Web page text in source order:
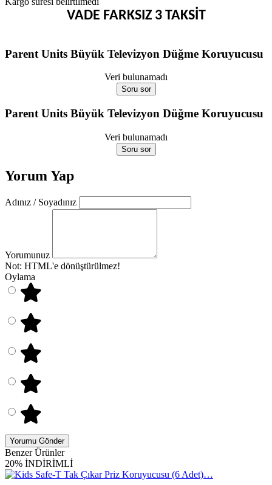
VADE FARKSIZ 3 TAKSİT
Parent Units Büyük Televizyon Düğme Koruyucusu
Veri bulunamadı
Soru sor
Parent Units Büyük Televizyon Düğme Koruyucusu
Veri bulunamadı
Soru sor
Yorum Yap
Adınız / Soyadınız
Yorumunuz
Not: HTML'e dönüştürülmez!
Oylama
Yorumu Gönder
Benzer Ürünler
20% İNDİRİMLİ